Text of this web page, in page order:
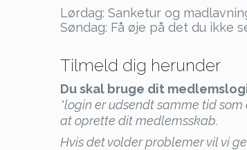
Lørdag: Sanketur og
Søndag: Få øje på det du ikke
Tilmeld dig herunder
Du skal bruge dit
*login er udsendt samme tid
at oprette dit medlemsskab.
Hvis det volder problemer vil vi